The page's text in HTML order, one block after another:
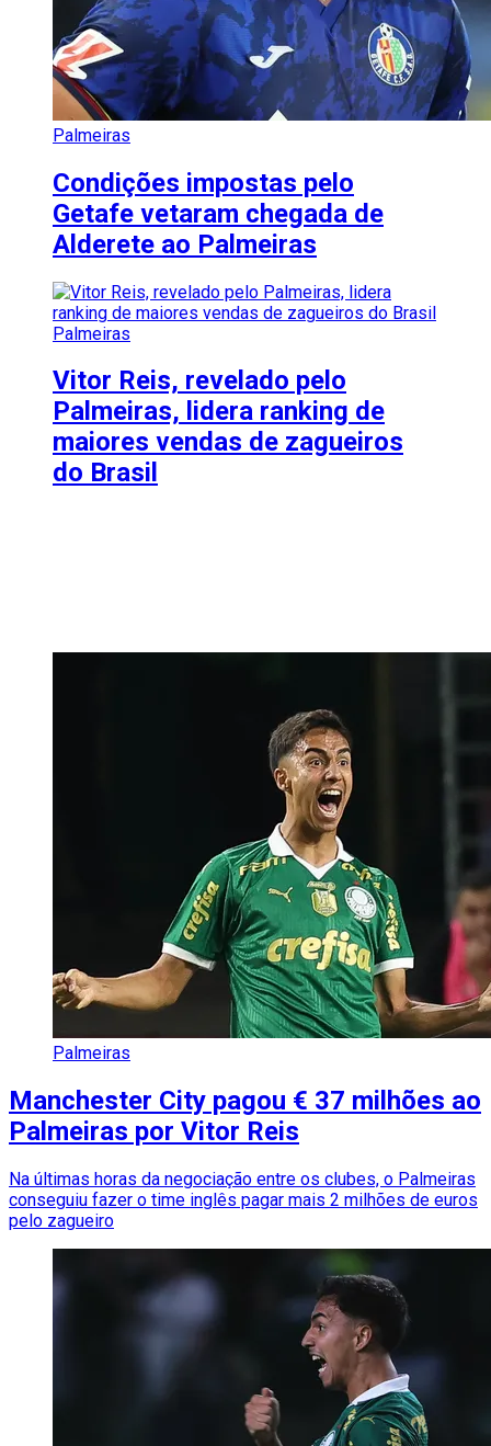
Palmeiras
Condições impostas pelo
Getafe vetaram chegada de
Alderete ao Palmeiras
Palmeiras
Vitor Reis, revelado pelo
Palmeiras, lidera ranking de
maiores vendas de zagueiros
do Brasil
Palmeiras
Manchester City pagou € 37 milhões ao
Palmeiras por Vitor Reis
Na últimas horas da negociação entre os clubes, o Palmeiras
conseguiu fazer o time inglês pagar mais 2 milhões de euros
pelo zagueiro